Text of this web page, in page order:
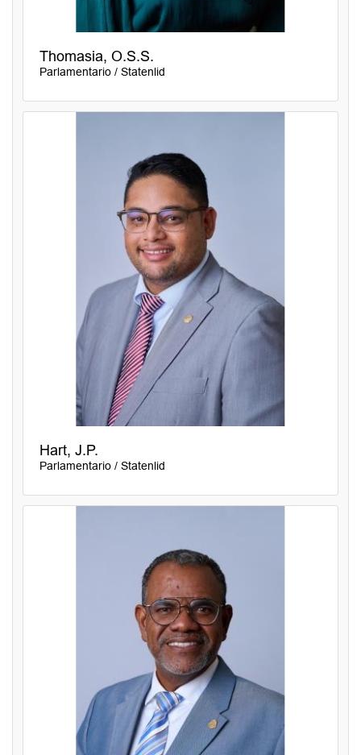
Thomasia, O.S.S.
Parlamentario / Statenlid
Hart, J.P.
Parlamentario / Statenlid